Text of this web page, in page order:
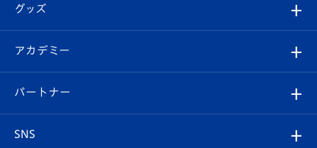
チケット
イベント
メディア
スタッフプロフィール
マスコット紹介
Revive Team
ヴィヴィくんの長崎おもてなしガイド
フォトギャラリー
スタジアムグルメ
チケット
V-LOVERS（ファンクラブ）
プレイヤーズスイート
グッズ
オンラインショップ
店舗情報
アカデミー
育成からのお知らせ
パートナー
SNS